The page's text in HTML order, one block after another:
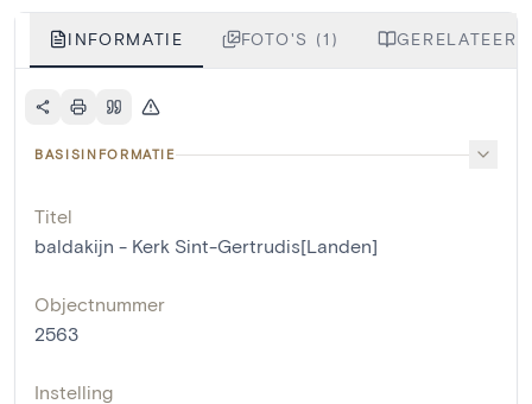
INFORMATIE FOTO'S (1)
BASISINFORMATIE
Titel
baldakijn - Kerk Sint-Gertrudis[Landen]
Objectnummer
2563
Instelling